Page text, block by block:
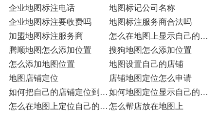
企业地图标注电话
地图标记公司名称
企业地图标注要收费吗
地图标注服务商合法吗
加盟地图标注服务商
怎么在地图上显示自己的店
铺位置
腾顺地图怎么添加位置
搜狗地图怎么添加位置
怎么添加地图位置
地图设置自己的店铺
地图店铺定位
店铺地图定位怎么申请
如何把自己的店铺定位到地
图
如何地图定位显示自己的店
铺名称
怎么在地图上定位自己的店怎么帮店放在地图上